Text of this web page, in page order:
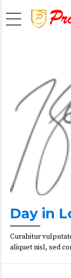
Day in
Curabitur
aliquet nisl, sed